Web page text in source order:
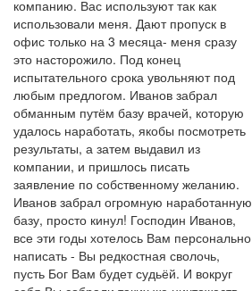
компанию. Вас используют так как
использовали меня. Дают пропуск в
офис только на 3 месяца- меня сразу
это насторожило. Под конец
испытательного срока увольняют под
любым предлогом. Иванов забрал
обманным путём базу врачей, которую
удалось наработать, якобы посмотреть
результаты, а затем выдавил из
компании, и пришлось писать
заявление по собственному желанию.
Иванов забрал огромную наработанную
базу, просто кинул! Господин Иванов,
все эти годы хотелось Вам персонально
написать - Вы редкостная сволочь,
пусть Бог Вам будет судьёй. И вокруг